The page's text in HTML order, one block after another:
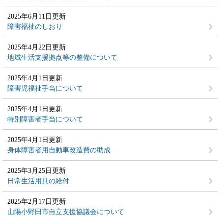
2025年6月11日更新
障害福祉のしおり
2025年4月22日更新
地域生活支援拠点等の整備について
2025年4月1日更新
障害児福祉手当について
2025年4月1日更新
特別障害者手当について
2025年4月1日更新
身体障害者用自動車改造費の助成
2025年3月25日更新
日常生活用具の給付
2025年2月17日更新
山陽小野田市自立支援協議会について